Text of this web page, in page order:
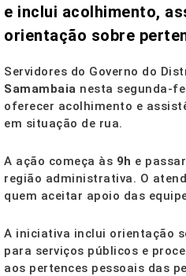
e inclui acolhimento,
orientação sobre
Servidores do Governo do
Samambaia nesta segunda-
oferecer acolhimento e
em situação de rua.
A ação começa às 9h e
região administrativa. O
quem aceitar apoio das
A iniciativa inclui orientação
para serviços públicos e
aos pertences pessoais das